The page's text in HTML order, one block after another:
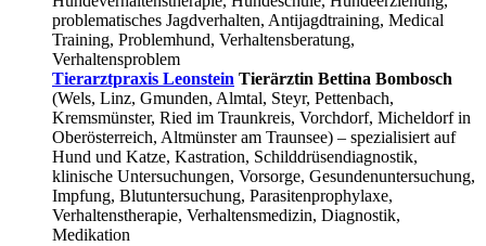
problematisches Jagdverhalten, Antijagdtraining, Medical
Training, Problemhund, Verhaltensberatung,
Verhaltensproblem
Tierarztpraxis Leonstein Tierärztin Bettina Bombosch
(Wels, Linz, Gmunden, Almtal, Steyr, Pettenbach,
Kremsmünster, Ried im Traunkreis, Vorchdorf, Micheldorf in
Oberösterreich, Altmünster am Traunsee) – spezialisiert auf
Hund und Katze, Kastration, Schilddrüsendiagnostik,
klinische Untersuchungen, Vorsorge, Gesundenuntersuchung,
Impfung, Blutuntersuchung, Parasitenprophylaxe,
Verhaltenstherapie, Verhaltensmedizin, Diagnostik,
Medikation